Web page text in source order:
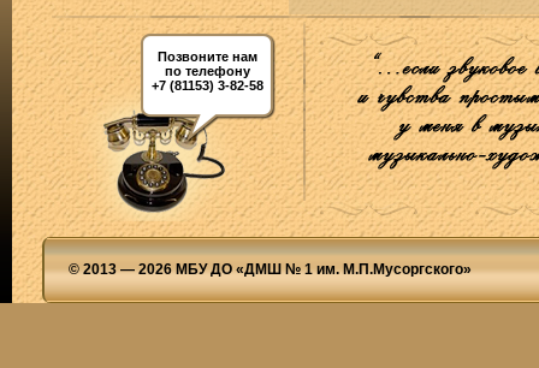
Позвоните нам
по телефону
+7 (81153) 3-82-58
© 2013 — 2026 МБУ ДО «ДМШ № 1 им. М.П.Мусоргского»